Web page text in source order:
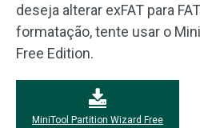
deseja alterar exFAT para
formatação, tente usar o
Free Edition.
MiniTool Partition Wizard Free